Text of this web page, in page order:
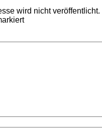
wird nicht veröffentlicht.